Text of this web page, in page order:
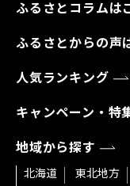
ふるさとコラムは
ふるさとからの声
人気ランキング
キャンペーン・特
地域から探す
北海道 東北地方